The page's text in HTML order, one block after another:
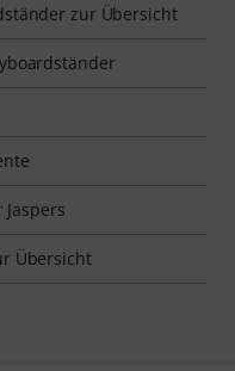
zur Übersicht
Übersicht